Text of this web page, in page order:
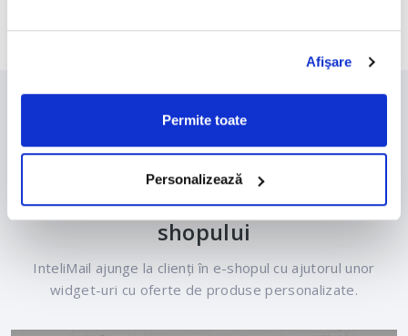
Afişare
Permite toate
Personalizează
InteliMail personalizarea e-
shopului
InteliMail ajunge la clienți în e-shopul cu ajutorul unor
widget-uri cu oferte de produse personalizate.